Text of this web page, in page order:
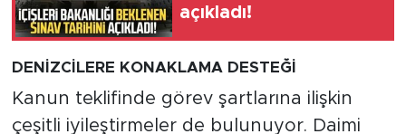
açıkladı!
DENİZCİLERE KONAKLAMA DESTEĞİ
Kanun teklifinde görev şartlarına ilişkin
çeşitli iyileştirmeler de bulunuyor. Daimi